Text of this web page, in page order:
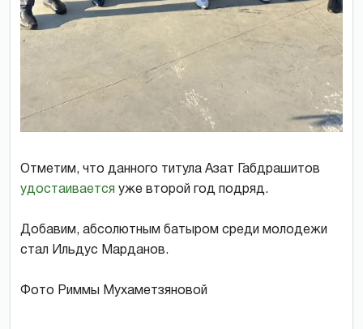
Отметим, что данного титула Азат Габдрашитов
удостаивается уже второй год подряд.
Добавим, абсолютным батыром среди молодежи
стал Ильдус Марданов.
Фото Риммы Мухаметзяновой